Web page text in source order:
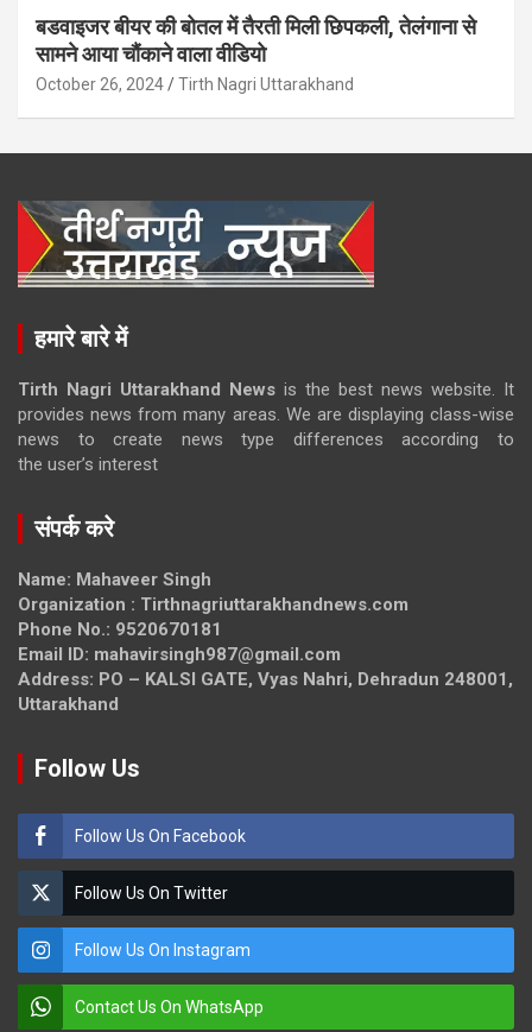
बडवाइजर बीयर की बोतल में तैरती मिली छिपकली, तेलंगाना से
सामने आया चौंकाने वाला वीडियो
October 26, 2024 Tirth Nagri Uttarakhand
हमारे बारे में
Tirth Nagri Uttarakhand News is the best news website. It
provides news from many areas. We are displaying class-wise
news to create news type differences according to
the user’s interest
संपर्क करे
Name: Mahaveer Singh
Organization : Tirthnagriuttarakhandnews.com
Phone No.: 9520670181
Email ID: mahavirsingh987@gmail.com
Address: PO – KALSI GATE, Vyas Nahri, Dehradun 248001,
Uttarakhand
Follow Us
Follow Us On Facebook
Follow Us On Twitter
Follow Us On Instagram
Contact Us On WhatsApp